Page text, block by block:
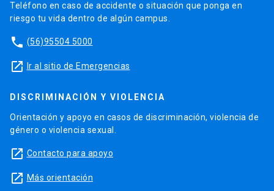
Teléfono en caso de accidente o situación que ponga en
riesgo tu vida dentro de algún campus.
phone (56)95504 5000
launch Ir al sitio de Emergencias
DISCRIMINACIÓN Y VIOLENCIA
Orientación y apoyo en casos de discriminación, violencia de
género o violencia sexual.
launch Contacto para apoyo
launch Más orientación